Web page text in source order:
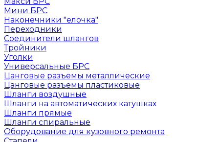
Мини БРС
Наконечники "елочка"
Переходники
Соединители шлангов
Тройники
Уголки
Универсальные БРС
Цанговые разъемы металлические
Цанговые разъемы пластиковые
Шланги воздушные
Шланги на автоматических катушках
Шланги прямые
Шланги спиральные
Оборудование для кузовного ремонта